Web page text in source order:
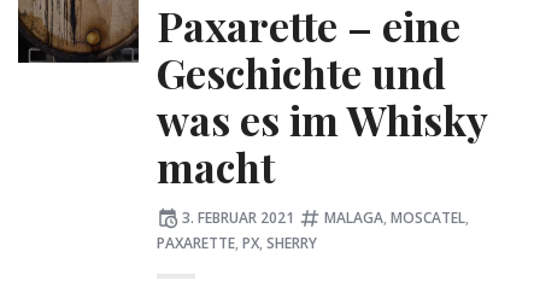
Paxarette – eine
Geschichte und
was es im Whisky
macht
Posted
on
3. FEBRUAR 2021 Tagged:
MALAGA, MOSCATEL,
PAXARETTE, PX, SHERRY